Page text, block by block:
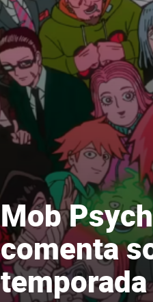
Mob
comenta
temporada